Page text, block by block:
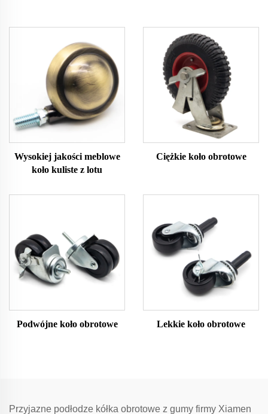
Wysokiej jakości meblowe
koło kuliste z lotu
Ciężkie koło obrotowe
Podwójne koło obrotowe Lekkie koło obrotowe
Przyjazne podłodze kółka obrotowe z gumy firmy Xiamen